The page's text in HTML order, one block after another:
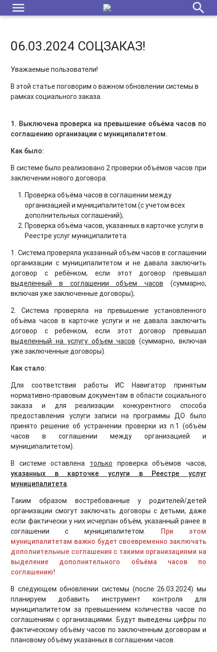
menu search
06.03.2024 СОЦЗАКАЗ!
Уважаемые пользователи!
В этой статье поговорим о важном обновлении системы в
рамках социального заказа.
1. Выключена проверка на превышение объёма часов по
соглашению организации с муниципалитетом.
Как было:
В системе было реализовано 2 проверки объёмов часов при
заключении нового договора:
Проверка объёма часов в соглашении между
организацией и муниципалитетом (с учетом всех
дополнительных соглашений);
Проверка объёма часов, указанных в карточке услуги в
Реестре услуг муниципалитета.
1. Система проверяла указанный объём часов в соглашении
организации с муниципалитетом и не давала заключить
договор с ребёнком, если этот договор превышал
выделенный в соглашении объем часов (суммарно,
включая уже заключенные договоры);
2. Система проверяла на превышение установленного
объёма часов в карточке услуги и не давала заключить
договор с ребенком, если этот договор превышал
выделенный на услугу объем часов (суммарно, включая
уже заключенные договоры).
Как стало:
Для соответствия работы ИС Навигатор принятым
нормативно-правовым документам в области социального
заказа и для реализации конкурентного способа
предоставления услуги записи на программы ДО было
принято решение об устранении проверки из п.1 (объём
часов в соглашении между организацией и
муниципалитетом).
В системе оставлена только проверка объёмов часов,
указанных в карточке услуги в Реестре услуг
муниципалитета.
Таким образом востребованные у родителей/детей
организации смогут заключать договоры с детьми, даже
если фактически у них исчерпан объём, указанный ранее в
соглашении с муниципалитетом. При этом
муниципалитетам важно будет своевременно заключать
дополнительные соглашения с такими организациями на
выделение дополнительного объёма часов по
соглашению!
В следующем обновлении системы (после 26.03.2024) мы
планируем добавить инструмент контроля для
муниципалитетом за превышением количества часов по
соглашениям с организациями. Будут выведены цифры по
фактическому объёму часов по заключенным договорам и
плановому объёму указанных в соглашении часов.